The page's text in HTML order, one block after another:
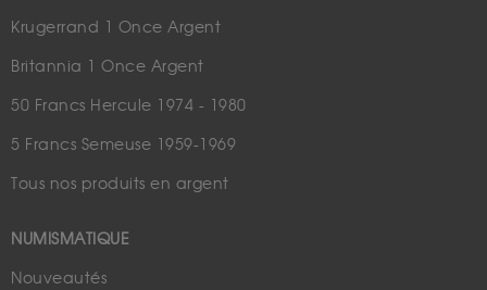
Krugerrand 1 Once Argent
Britannia 1 Once Argent
50 Francs Hercule 1974 - 1980
5 Francs Semeuse 1959-1969
Tous nos produits en argent
NUMISMATIQUE
Nouveautés